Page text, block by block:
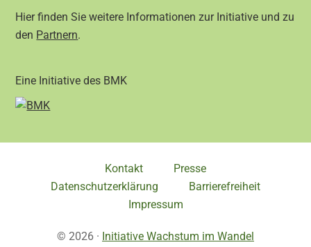
Hier finden Sie weitere Informationen zur Initiative und zu
den Partnern.
Eine Initiative des BMK
Kontakt
Presse
Datenschutzerklärung
Barrierefreiheit
Impressum
© 2026 · Initiative Wachstum im Wandel